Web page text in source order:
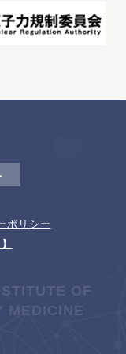
ポリシー
OF
MEDICINE